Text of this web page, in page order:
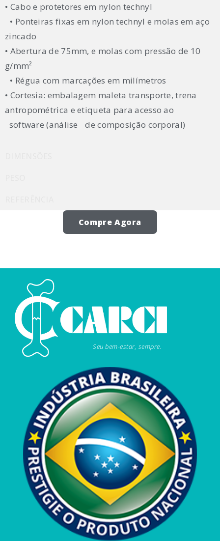
• Cabo e protetores em nylon technyl
• Ponteiras fixas em nylon technyl e molas em aço
zincado
• Abertura de 75mm, e molas com pressão de 10
g/mm²
• Régua com marcações em milímetros
• Cortesia: embalagem maleta transporte, trena
antropométrica e etiqueta para acesso ao
software (análise de composição corporal)
Compre Agora
Seu bem-estar, sempre.